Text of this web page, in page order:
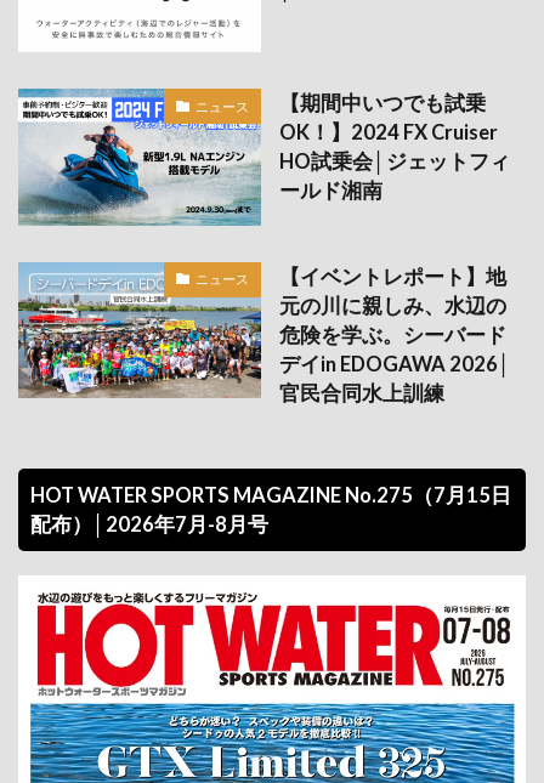
ニュース
【期間中いつでも試乗
OK！】2024 FX Cruiser
HO試乗会│ジェットフィ
ールド湘南
ニュース
【イベントレポート】地
元の川に親しみ、水辺の
危険を学ぶ。シーバード
デイin EDOGAWA 2026│
官民合同水上訓練
HOT WATER SPORTS MAGAZINE No.275（7月15日
配布）│2026年7月-8月号